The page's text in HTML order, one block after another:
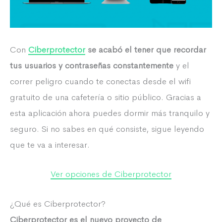
Con Ciberprotectorse acabó el tener que recordar
tus usuarios y contraseñas constantemente y el
correr peligro cuando te conectas desde el wifi
gratuito de una cafetería o sitio público. Gracias a
esta aplicación ahora puedes dormir más tranquilo y
seguro. Si no sabes en qué consiste, sigue leyendo
que te va a interesar.
Ver opciones de Ciberprotector
¿Qué es Ciberprotector?
Ciberprotector es el nuevo proyecto de